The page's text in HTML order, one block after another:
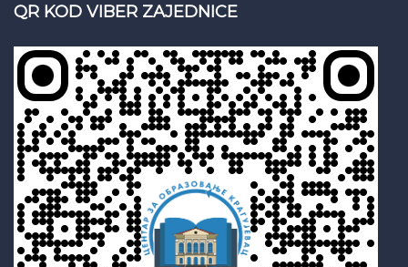
QR KOD VIBER ZAJEDNICE